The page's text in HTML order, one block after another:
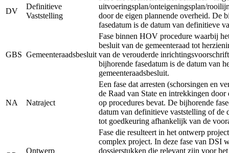
DV
Definitieve
Vaststelling
uitvoeringsplan/onteigeningsplan/
door de eigen plannende overheid. De
fasedatum is de datum van definitieve
GBS Gemeenteraadsbesluit
Fase binnen HOV procedure waarbij
besluit van de gemeenteraad tot
van de verouderde
bijhorende fasedatum is de datum van
gemeenteraadsbesluit.
NA Natraject
Een fase dat arresten (schorsingen en
de Raad van State en intrekkingen door
op procedures bevat. De bijhorende
datum van definitieve vaststelling of de
tot goedkeuring afhankelijk van de
Ontwerp
Fase die resulteert in het ontwerp
complex project. In deze fase van DSI
dossierstukken die relevant zijn voor